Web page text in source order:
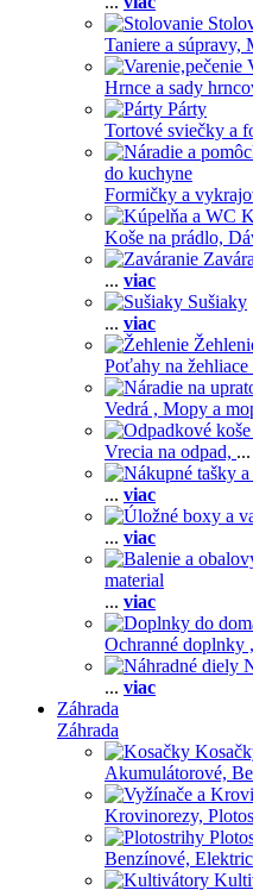
Taniere a súpravy,
Hrnce a sady
Párty
Tortové sviečky a
do kuchyne
Formičky a
Koše na prádlo,
... viac
Sušiaky
... viac
Poťahy na žehliace
Vedrá , Mopy a
Vrecia na odpad, ...
... viac
... viac
material
... viac
Ochranné doplnky ,
... viac
Záhrada
Záhrada
Akumulátorové,
Krovinorezy,
Benzínové,